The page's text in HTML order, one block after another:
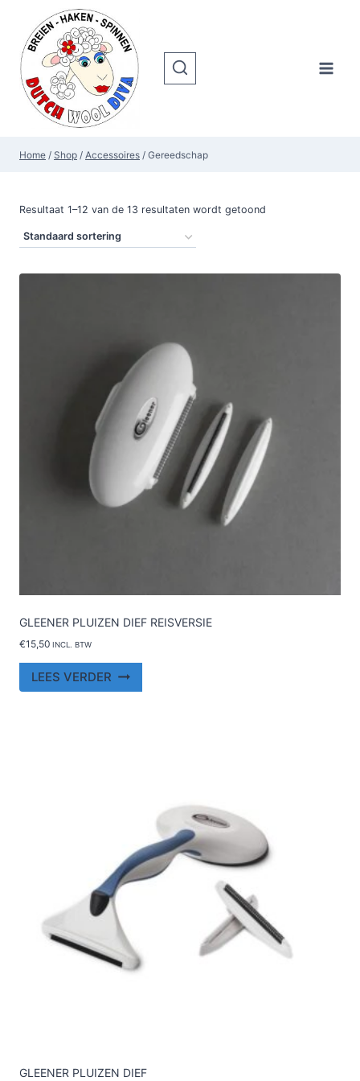
inhoud
Home / Shop / Accessoires / Gereedschap
Resultaat 1–12 van de 13 resultaten wordt getoond
GLEENER PLUIZEN DIEF REISVERSIE
€15,50 INCL. BTW
LEES VERDER
GLEENER PLUIZEN DIEF